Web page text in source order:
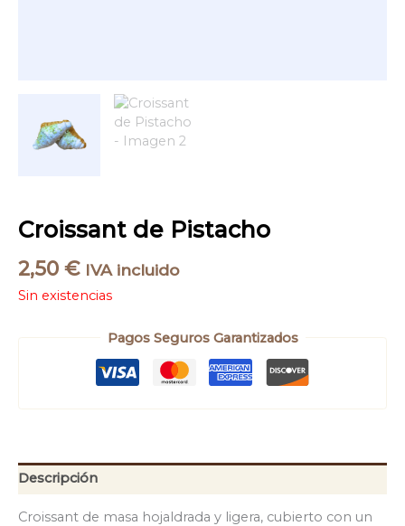
Croissant de Pistacho
2,50 € IVA incluido
Sin existencias
Pagos Seguros Garantizados
Descripción
Croissant de masa hojaldrada y ligera, cubierto con un